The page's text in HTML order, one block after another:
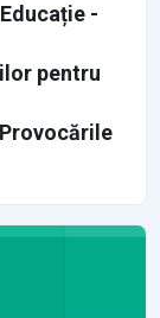
-
pentru